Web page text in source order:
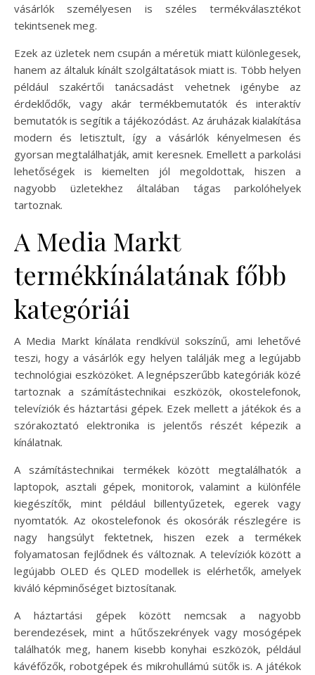
vásárlók személyesen is széles termékválasztékot
tekintsenek meg.
Ezek az üzletek nem csupán a méretük miatt különlegesek,
hanem az általuk kínált szolgáltatások miatt is. Több helyen
például szakértői tanácsadást vehetnek igénybe az
érdeklődők, vagy akár termékbemutatók és interaktív
bemutatók is segítik a tájékozódást. Az áruházak kialakítása
modern és letisztult, így a vásárlók kényelmesen és
gyorsan megtalálhatják, amit keresnek. Emellett a parkolási
lehetőségek is kiemelten jól megoldottak, hiszen a
nagyobb üzletekhez általában tágas parkolóhelyek
tartoznak.
A Media Markt
termékkínálatának főbb
kategóriái
A Media Markt kínálata rendkívül sokszínű, ami lehetővé
teszi, hogy a vásárlók egy helyen találják meg a legújabb
technológiai eszközöket. A legnépszerűbb kategóriák közé
tartoznak a számítástechnikai eszközök, okostelefonok,
televíziók és háztartási gépek. Ezek mellett a játékok és a
szórakoztató elektronika is jelentős részét képezik a
kínálatnak.
A számítástechnikai termékek között megtalálhatók a
laptopok, asztali gépek, monitorok, valamint a különféle
kiegészítők, mint például billentyűzetek, egerek vagy
nyomtatók. Az okostelefonok és okosórák részlegére is
nagy hangsúlyt fektetnek, hiszen ezek a termékek
folyamatosan fejlődnek és változnak. A televíziók között a
legújabb OLED és QLED modellek is elérhetők, amelyek
kiváló képminőséget biztosítanak.
A háztartási gépek között nemcsak a nagyobb
berendezések, mint a hűtőszekrények vagy mosógépek
találhatók meg, hanem kisebb konyhai eszközök, például
kávéfőzők, robotgépek és mikrohullámú sütők is. A játékok